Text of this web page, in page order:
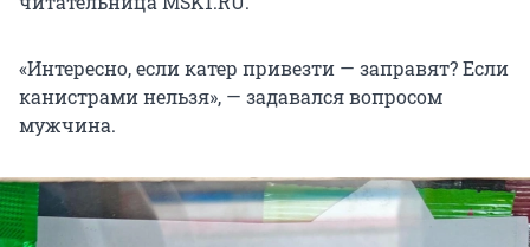
«Интересно, если катер привезти — заправят? Если
канистрами нельзя», — задавался вопросом
мужчина.